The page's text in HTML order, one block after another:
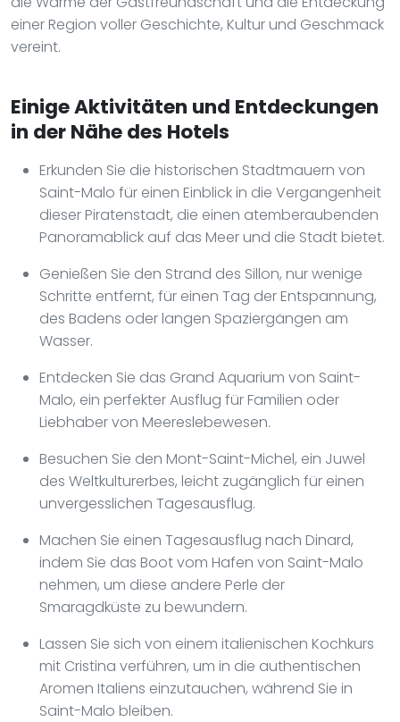
einer Region voller Geschichte, Kultur und Geschmack
vereint.
Einige Aktivitäten und Entdeckungen
in der Nähe des Hotels
Erkunden Sie die historischen Stadtmauern von
Saint-Malo für einen Einblick in die Vergangenheit
dieser Piratenstadt, die einen atemberaubenden
Panoramablick auf das Meer und die Stadt bietet.
Genießen Sie den Strand des Sillon, nur wenige
Schritte entfernt, für einen Tag der Entspannung,
des Badens oder langen Spaziergängen am
Wasser.
Entdecken Sie das Grand Aquarium von Saint-
Malo, ein perfekter Ausflug für Familien oder
Liebhaber von Meereslebewesen.
Besuchen Sie den Mont-Saint-Michel, ein Juwel
des Weltkulturerbes, leicht zugänglich für einen
unvergesslichen Tagesausflug.
Machen Sie einen Tagesausflug nach Dinard,
indem Sie das Boot vom Hafen von Saint-Malo
nehmen, um diese andere Perle der
Smaragdküste zu bewundern.
Lassen Sie sich von einem italienischen Kochkurs
mit Cristina verführen, um in die authentischen
Aromen Italiens einzutauchen, während Sie in
Saint-Malo bleiben.